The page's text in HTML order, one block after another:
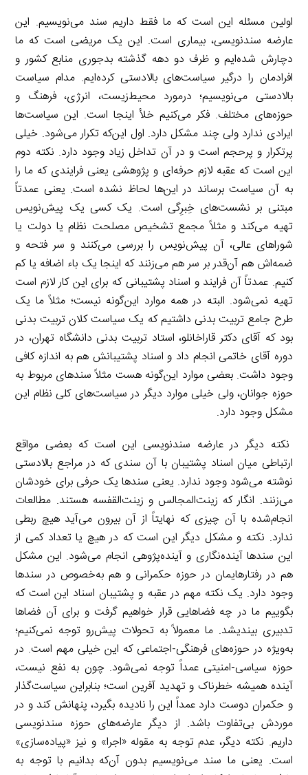
اولین مسئله این است که ما فقط داریم سند می‌نویسیم. این
عارضه سندنویسی، بیماری است. این یک مریضی است که ما
دچارش شده‌ایم و ظرف دو دهه گذشته بدجوری منابع کشور و
افرادمان را درگیر سیاست‌های بالادستی کرده‌ایم. مدام سیاست
بالادستی می‌نویسیم؛ درمورد محیط‌زیست، انرژی، فرهنگ و
حوزه‌های مختلف. فکر می‌کنیم خلأ اینجا است. این سیاست‌ها
ایرادی ندارد ولی چند مشکل دارد. اول این‌که تکرار می‌شود. خیلی
پرتکرار و پرحجم است و در آن تداخل زیاد وجود دارد. نکته دوم
این است که عقبه لازم حرفه‌ای و پژوهشی یعنی فرایندی که ما را
به آن سیاست برساند در این‌ها لحاظ نشده است. یعنی عمدتاً
مبتنی بر نشست‌های خِبرِگی است. یک کسی یک پیش‌نویس
تهیه می‌کند و مثلاً مجمع تشخیص مصلحت نظام یا دولت یا
شوراهای عالی، آن پیش‌نویس را بررسی می‌کنند و سر فتحه و
ضمه‌اش هم آن‌قدر بر سر هم می‌زنند که اینجا یک باء اضافه یا کم
کنیم. عمدتاً آن فرایند و اسناد پشتیبانی که برای این کار لازم است
تهیه نمی‌شود. البته در همه موارد این‌گونه نیست؛ مثلاً ما یک
طرح جامع تربیت بدنی داشتیم که یک سیاست کلان تربیت بدنی
بود که آقای دکتر قاراخانلو، استاد تربیت بدنی دانشگاه تهران، در
دوره آقای خاتمی انجام داد و اسناد پشتیبانش هم به اندازه کافی
وجود داشت. بعضی موارد این‌گونه هست مثلاً سندهای مربوط به
حوزه جوانان، ولی خیلی موارد دیگر در سیاست‌های کلی نظام این
مشکل وجود دارد.
نکته دیگر در عارضه سندنویسی این است که بعضی مواقع
ارتباطی میان اسناد پشتیبان با آن سندی که در مراجع بالادستی
نوشته می‌شود وجود ندارد. یعنی سندها یک حرفی برای خودشان
می‌زنند. انگار که زینت‌المجالس و زینت‌القفسه هستند. مطالعات
انجام‌شده با آن چیزی که نهایتاً از آن بیرون می‌آید هیچ ربطی
ندارد. نکته و مشکل دیگر این است که در هیچ یا تعداد کمی از
این سندها آینده‌نگاری و آینده‌پژوهی انجام می‌شود. این مشکل
هم در رفتارهایمان در حوزه حکمرانی و هم به‌خصوص در سندها
وجود دارد. یک نکته مهم در عقبه و پشتیبان اسناد این است که
بگوییم ما در چه فضاهایی قرار خواهیم گرفت و برای آن فضاها
تدبیری بیندیشد. ما معمولاً به تحولات پیش‌رو توجه نمی‌کنیم؛
به‌ویژه در حوزه‌های فرهنگی-اجتماعی که این خیلی مهم است. در
حوزه سیاسی-امنیتی عمداً توجه نمی‌شود. چون به نفع نیست،
آینده همیشه خطرناک و تهدید آفرین است؛ بنابراین سیاست‌گذار
و حکمران دوست دارد عمداً این را نادیده بگیرد، پنهانش کند و در
موردش بی‌تفاوت باشد. از دیگر عارضه‌های حوزه سندنویسی
داریم. نکته دیگر، عدم توجه به مقوله «اجرا» و نیز «پیاده‌سازی»
است. یعنی ما سند می‌نویسیم بدون آن‌که بدانیم با توجه به